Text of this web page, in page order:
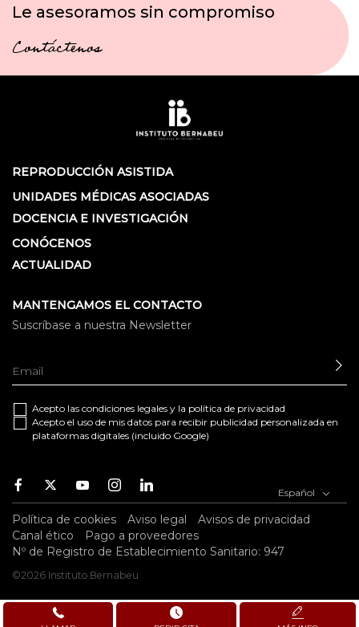
Le asesoramos sin compromiso
Contáctenos
REPRODUCCIÓN ASISTIDA
UNIDADES MÉDICAS ASOCIADAS
DOCENCIA E INVESTIGACIÓN
CONÓCENOS
ACTUALIDAD
MANTENGAMOS EL CONTACTO
Suscríbase a nuestra Newsletter
Acepto las condiciones legales y la política de privacidad
Acepto el uso de mis datos para recibir publicidad personalizada en
plataformas digitales (incluido Google)
Facebook
TwitterYoutubeInstagramYoutube Español
Política de cookies Aviso legal
Avisos de privacidad
Canal ético
Pago a proveedores
Nº de Registro de Establecimiento Sanitario: 947
©2026 Instituto Bernabeu